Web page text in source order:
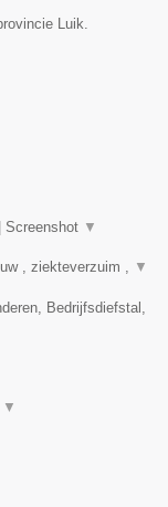
Luik.
Screenshot ▼
, ziekteverzuim , ▼
Bedrijfsdiefstal,
▼